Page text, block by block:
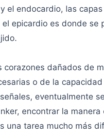
el endocardio, las
epicardio es donde
corazones dañados de
o de la
eventualmente
encontrar la
una tarea mucho más